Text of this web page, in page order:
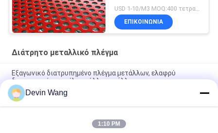
ΕΠΙΚΟΙΝΩΝΊΑ
Διάτρητο μεταλλικό πλέγμα
Εξαγωνικό διατρυπημένο πλέγμα μετάλλων, ελαφρύ
διατρυπημένο αργίλιο φύλλο μετάλλων
Προσαρμοσμένο εργοστασιακό διάτρητο μεταλλικό πλέγμα/
Δίχτυ με διάτρητες οπές
Στρογγυλό τρύπα διάτρητο μεταλλικό δίχτυ από ανοξείδωτο
Devin Wang
1:10 PM